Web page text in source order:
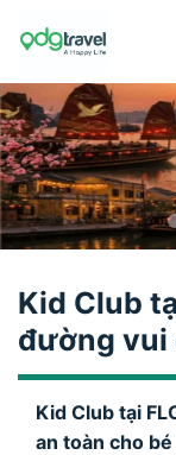
Kid Club
đường vui
Kid Club tại
an toàn cho bé